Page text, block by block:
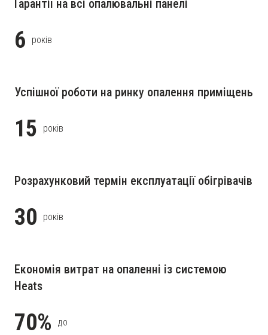
Гарантії на всі опалювальні панелі
6 років
Успішної роботи на ринку опалення приміщень
15 років
Розрахунковий термін експлуатації обігрівачів
30 років
Економія витрат на опаленні із системою
Heats
70% до